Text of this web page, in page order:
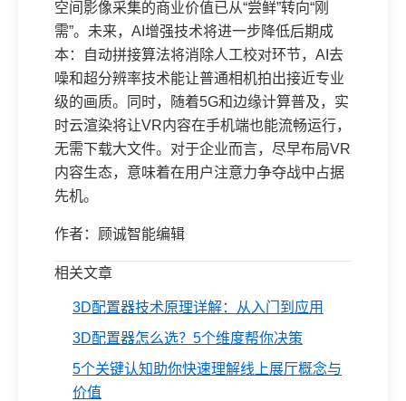
空间影像采集的商业价值已从“尝鲜”转向“刚
需”。未来，AI增强技术将进一步降低后期成
本：自动拼接算法将消除人工校对环节，AI去
噪和超分辨率技术能让普通相机拍出接近专业
级的画质。同时，随着5G和边缘计算普及，实
时云渲染将让VR内容在手机端也能流畅运行，
无需下载大文件。对于企业而言，尽早布局VR
内容生态，意味着在用户注意力争夺战中占据
先机。
作者：顾诚智能编辑
相关文章
3D配置器技术原理详解：从入门到应用
3D配置器怎么选？5个维度帮你决策
5个关键认知助你快速理解线上展厅概念与
价值